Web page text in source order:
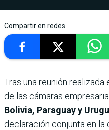
Compartir en redes
Tras una reunión
de las cámaras
Bolivia, Paraguay y
declaración conjunta en la